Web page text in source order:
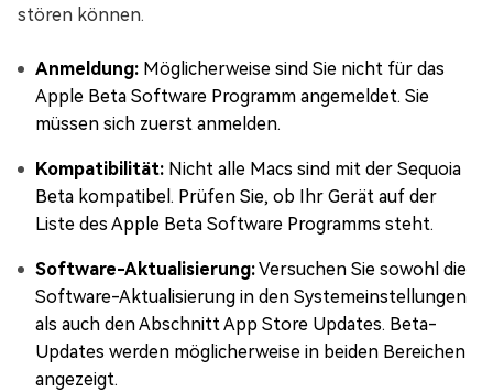
stören können.
Anmeldung: Möglicherweise sind Sie nicht für das
Apple Beta Software Programm angemeldet. Sie
müssen sich zuerst anmelden.
Kompatibilität: Nicht alle Macs sind mit der Sequoia
Beta kompatibel. Prüfen Sie, ob Ihr Gerät auf der
Liste des Apple Beta Software Programms steht.
Software-Aktualisierung:Versuchen Sie sowohl die
Software-Aktualisierung in den Systemeinstellungen
als auch den Abschnitt App Store Updates. Beta-
Updates werden möglicherweise in beiden Bereichen
angezeigt.